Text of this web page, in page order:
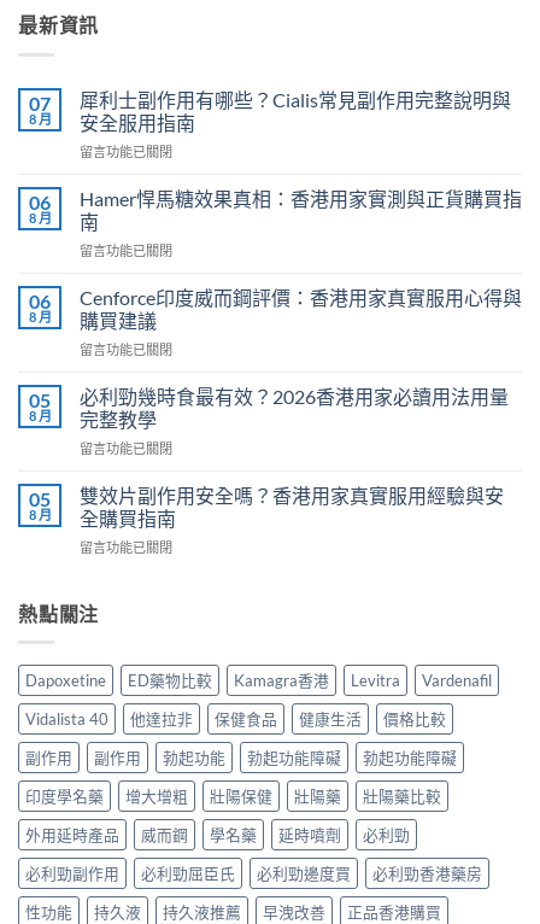
最新資訊
07
8 月
犀利士副作用有哪些？Cialis常見副作用完整說明與
安全服用指南
在
利
士
副
作
有
哪
些？
Cialis
見
副
用
整
說
明
全
服
指
南〉
中
留言功能已關閉
06
8 月
Hamer悍馬糖效果真相：香港用家實測與正貨購買指
南
在
悍
馬
糖
效
真
相：
香
港
家
實
與
購
南〉
中
留言功能已關閉
06
8 月
Cenforce印度威而鋼評價：香港用家真實服用心得與
購買建議
在
印
度
威
而
評
價：
香
港
真
用
心
得
與
買
建
議〉
中
留言功能已關閉
05
8 月
必利勁幾時食最有效？2026香港用家必讀用法用量
完整教學
在
利
勁
幾
時
有
香
港
用
家
讀
用
法
用
量
完
整
留言功能已關閉
05
8 月
雙效片副作用安全嗎？香港用家真實服用經驗與安
全購買指南
在
片
副
用
安
全
嗎？
香
港
用
家
真
實
服
用
留言功能已關閉
熱點關注
Dapoxetine ED藥物比較 Kamagra香港 Levitra
Vardenafil
Vidalista 40
他達拉非 保健食品 健康生活
價格比較
副作用
副作用 勃起功能 勃起功能障礙
勃起功能障礙
印度學名藥
增大增粗 壯陽保健 壯陽藥
壯陽藥比較
外用延時產品
威而鋼 學名藥 延時噴劑
必利勁
必利勁副作用
必利勁屈臣氏 必利勁邊度買
必利勁香港藥房
性功能
持久液 持久液推薦 早洩改善
正品香港購買